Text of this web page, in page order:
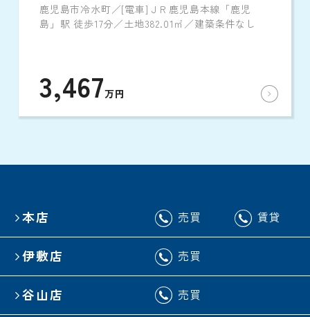
鹿児島市冷水町／[電車]ＪＲ鹿児島本線「鹿児
島」駅 徒歩17分／土地382.01㎡／建築条件なし
3,467万円
本店 売買 賃貸
伊敷店 売買
谷山店 売買